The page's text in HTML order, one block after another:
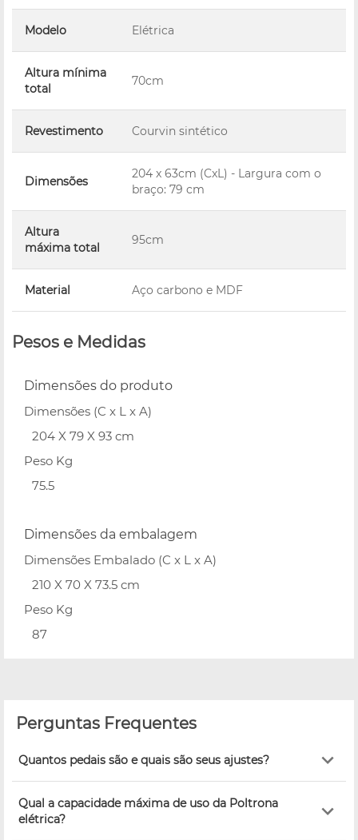
Modelo Elétrica
Altura mínima
total
70cm
Revestimento Courvin sintético
Dimensões
204 x 63cm (CxL) - Largura com o
braço: 79 cm
Altura
máxima total
95cm
Material Aço carbono e MDF
Pesos e Medidas
Dimensões do produto
Dimensões (C x L x A)
204 X 79 X 93 cm
Peso Kg
75.5
Dimensões da embalagem
Dimensões Embalado (C x L x A)
210 X 70 X 73.5 cm
Peso Kg
87
Perguntas Frequentes
Quantos pedais são e quais são seus ajustes?
Qual a capacidade máxima de uso da Poltrona
elétrica?